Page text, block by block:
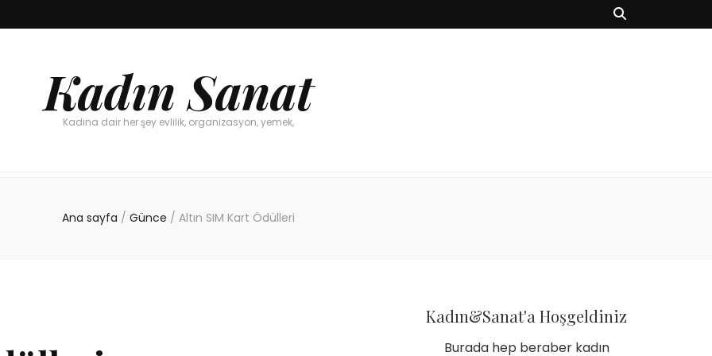
Kadın Sanat
Kadına dair her şey evlilik, organizasyon, yemek,
Ana sayfa / Günce / Altın SIM Kart Ödülleri
Kadın&Sanat'a Hoşgeldiniz
Burada hep beraber kadın